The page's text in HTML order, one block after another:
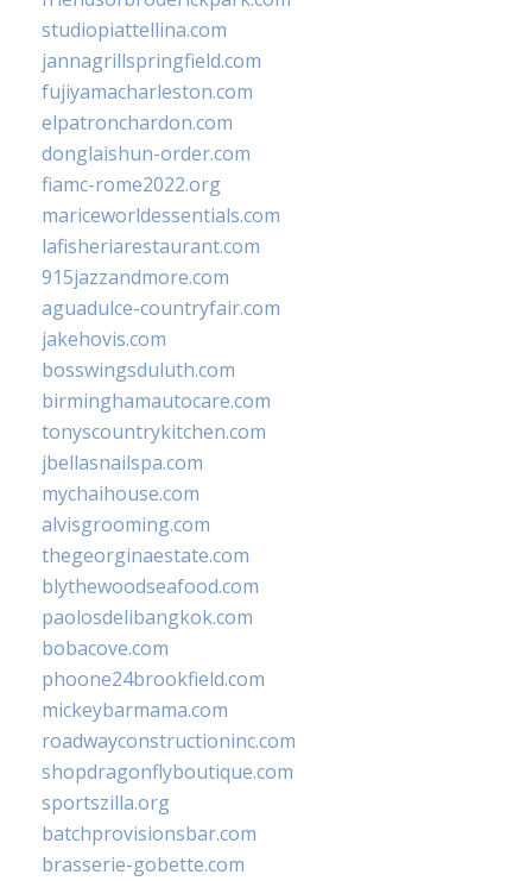
studiopiattellina.com
jannagrillspringfield.com
fujiyamacharleston.com
elpatronchardon.com
donglaishun-order.com
fiamc-rome2022.org
mariceworldessentials.com
lafisheriarestaurant.com
915jazzandmore.com
aguadulce-countryfair.com
jakehovis.com
bosswingsduluth.com
birminghamautocare.com
tonyscountrykitchen.com
jbellasnailspa.com
mychaihouse.com
alvisgrooming.com
thegeorginaestate.com
blythewoodseafood.com
paolosdelibangkok.com
bobacove.com
phoone24brookfield.com
mickeybarmama.com
roadwayconstructioninc.com
shopdragonflyboutique.com
sportszilla.org
batchprovisionsbar.com
brasserie-gobette.com